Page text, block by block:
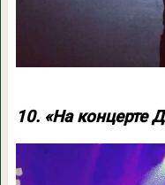
10. «На концерте